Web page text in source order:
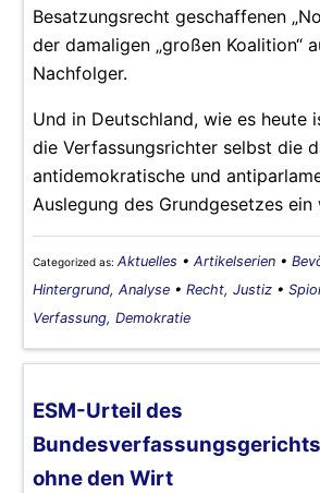
Besatzungsrecht geschaffenen
der damaligen „großen Koalition“
Nachfolger.
Und in Deutschland, wie es heute
die Verfassungsrichter selbst die
antidemokratische und
Auslegung des Grundgesetzes ein
Categorized as: Aktuelles • Artikelserien •
Hintergrund, Analyse • Recht, Justiz •
Verfassung, Demokratie
ESM-Urteil des
ohne den Wirt